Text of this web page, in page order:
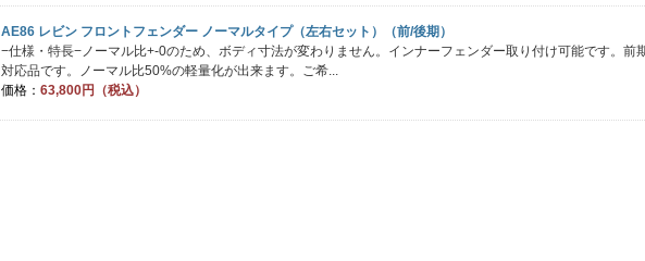
AE86 レビン フロントフェンダー ノーマルタイプ（左右セット）（前/後期）
−仕様・特長−ノーマル比+-0のため、ボディ寸法が変わりません。インナーフェンダー取り付け可能です。前
対応品です。ノーマル比50%の軽量化が出来ます。ご希...
価格： 63,800円（税込）